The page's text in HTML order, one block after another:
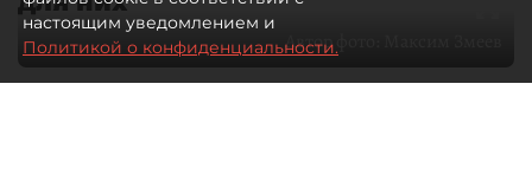
Автор фото:
настоящим уведомлением и
Политикой о конфиденциальности.